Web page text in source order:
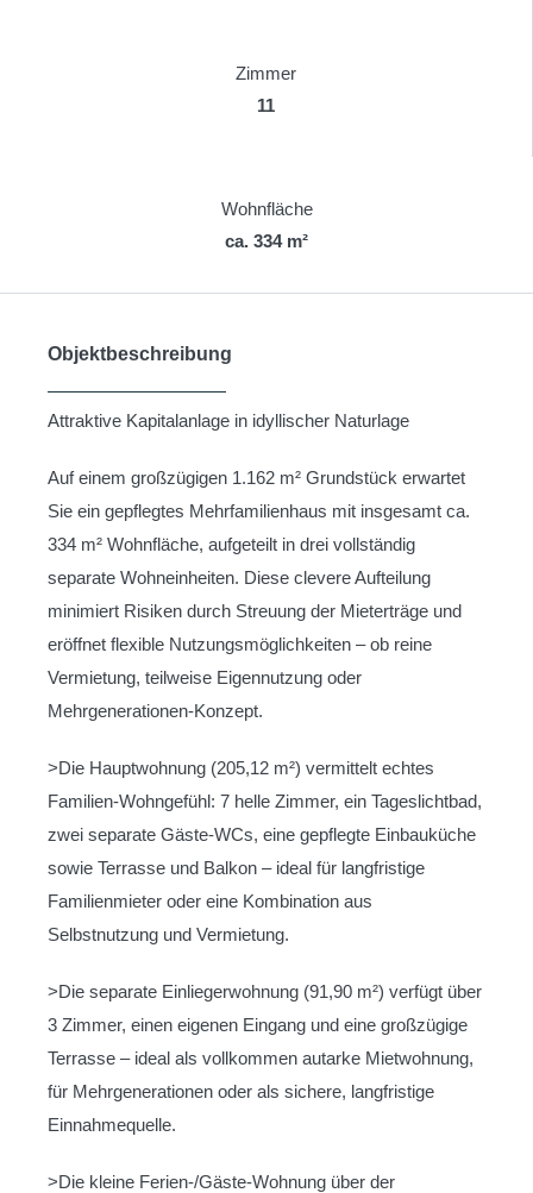
Zimmer
11
Wohnfläche
ca. 334 m²
Objektbeschreibung
Attraktive Kapitalanlage in idyllischer Naturlage
Auf einem großzügigen 1.162 m² Grundstück erwartet
Sie ein gepflegtes Mehrfamilienhaus mit insgesamt ca.
334 m² Wohnfläche, aufgeteilt in drei vollständig
separate Wohneinheiten. Diese clevere Aufteilung
minimiert Risiken durch Streuung der Mieterträge und
eröffnet flexible Nutzungsmöglichkeiten – ob reine
Vermietung, teilweise Eigennutzung oder
Mehrgenerationen-Konzept.
>Die Hauptwohnung (205,12 m²) vermittelt echtes
Familien-Wohngefühl: 7 helle Zimmer, ein Tageslichtbad,
zwei separate Gäste-WCs, eine gepflegte Einbauküche
sowie Terrasse und Balkon – ideal für langfristige
Familienmieter oder eine Kombination aus
Selbstnutzung und Vermietung.
>Die separate Einliegerwohnung (91,90 m²) verfügt über
3 Zimmer, einen eigenen Eingang und eine großzügige
Terrasse – ideal als vollkommen autarke Mietwohnung,
für Mehrgenerationen oder als sichere, langfristige
Einnahmequelle.
>Die kleine Ferien-/Gäste-Wohnung über der